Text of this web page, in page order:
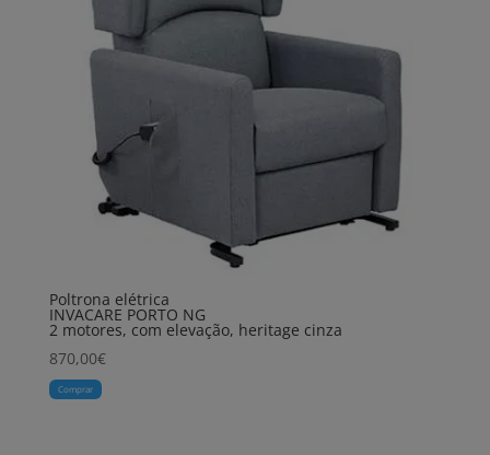
Poltrona elétrica
INVACARE PORTO NG
2 motores, com elevação, heritage cinza
870,00€
Comprar